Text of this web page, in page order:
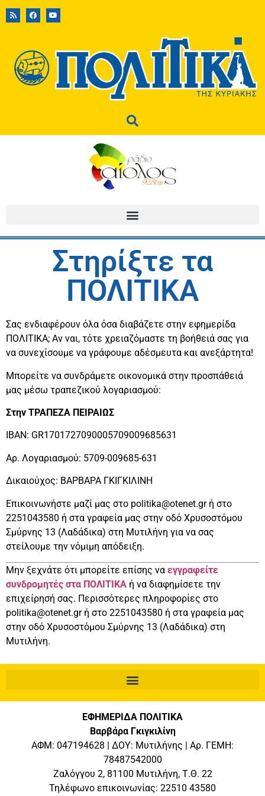
Στηρίξτε τα
ΠΟΛΙΤΙΚΑ
Σας ενδιαφέρουν όλα όσα διαβάζετε στην εφημερίδα
ΠΟΛΙΤΙΚΑ; Αν ναι, τότε χρειαζόμαστε τη βοήθειά σας για
να συνεχίσουμε να γράφουμε αδέσμευτα και ανεξάρτητα!
Μπορείτε να συνδράμετε οικονομικά στην προσπάθειά
μας μέσω τραπεζικού λογαριασμού:
Στην ΤΡΑΠΕΖΑ ΠΕΙΡΑΙΩΣ
ΙΒΑΝ: GR1701727090005709009685631
Αρ. Λογαριασμού: 5709-009685-631
Δικαιούχος: ΒΑΡΒΑΡΑ ΓΚΙΓΚΙΛΙΝΗ
Επικοινωνήστε μαζί μας στο politika@otenet.gr ή στο
2251043580 ή στα γραφεία μας στην οδό Χρυσοστόμου
Σμύρνης 13 (Λαδάδικα) στη Μυτιλήνη για να σας
στείλουμε την νόμιμη απόδειξη.
Μην ξεχνάτε ότι μπορείτε επίσης να εγγραφείτε
συνδρομητές στα ΠΟΛΙΤΙΚΑ ή να διαφημίσετε την
επιχείρησή σας. Περισσότερες πληροφορίες στο
politika@otenet.gr ή στο 2251043580 ή στα γραφεία μας
στην οδό Χρυσοστόμου Σμύρνης 13 (Λαδάδικα) στη
Μυτιλήνη.
ΕΦΗΜΕΡΙΔΑ ΠΟΛΙΤΙΚΑ
Βαρβάρα Γκιγκιλίνη
ΑΦΜ: 047194628 | ΔΟΥ: Μυτιλήνης | Αρ. ΓΕΜΗ:
78487542000
Ζαλόγγου 2, 81100 Μυτιλήνη, Τ.Θ. 22
Τηλέφωνο επικοινωνίας: 22510 43580